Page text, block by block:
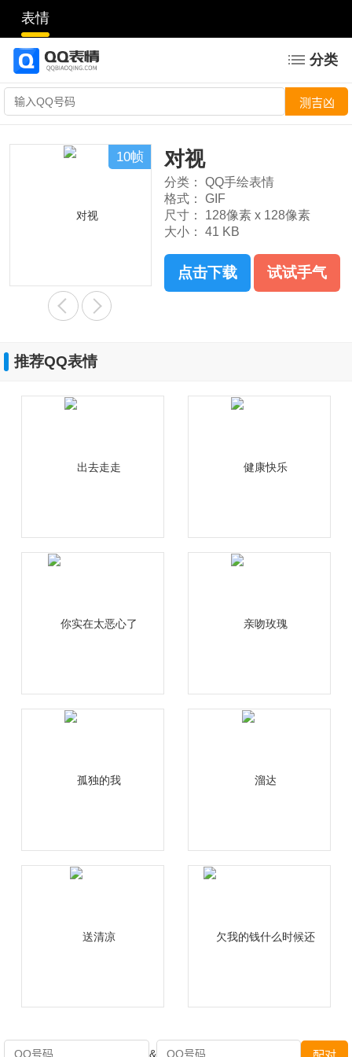
表情
分类
10帧 对视
分类：
QQ手绘表情
格式：
GIF
尺寸：
128像素 x 128像素
大小：
41 KB
点击下载 试试手气
推荐QQ表情